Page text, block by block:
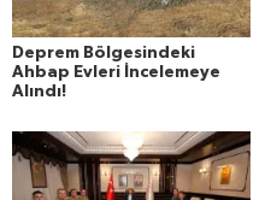
Deprem Bölgesindeki
Ahbap Evleri İncelemeye
Alındı!